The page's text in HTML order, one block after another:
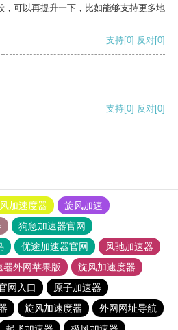
，可以再提升一下，比如能够支持更多地
支持[0] 反对[0]
支持[0] 反对[0]
加速度器
旋风加速
狗急加速器官网
优途加速器官网
风驰加速器
器外网苹果版
旋风加速度器
网入口
原子加速器
旋风加速度器
外网网址导航